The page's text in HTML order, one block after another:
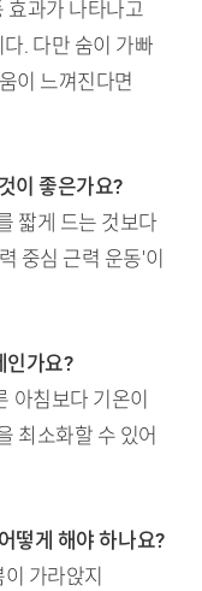
효과가 나타나고
. 다만 숨이 가빠
이 느껴진다면
이 좋은가요?
짧게 드는 것보다
중심 근력 운동'이
인가요?
아침보다 기온이
최소화할 수 있어
떻게 해야 하나요?
가라앉지